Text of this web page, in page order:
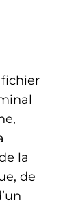
fichier
la
de